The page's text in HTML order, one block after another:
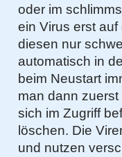
oder im
ein Virus erst
diesen nur
automatisch in
beim Neustart
man dann
sich im Zugriff
löschen. Die
und nutzen